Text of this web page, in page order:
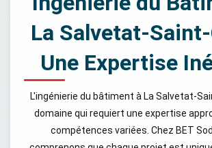
La Salvetat-
Une Expertise
L'ingénierie du bâtiment à La Salvetat-
domaine qui requiert une expertise
compétences variées. Chez BET